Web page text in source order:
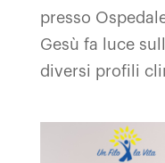
presso
Gesù fa luce
diversi profili